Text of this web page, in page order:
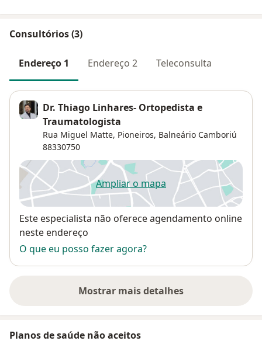
Consultórios (3)
Endereço 1 Endereço 2 Teleconsulta
Dr. Thiago Linhares- Ortopedista e
Traumatologista
Rua Miguel Matte, Pioneiros, Balneário Camboriú
88330750
Ampliar o mapaabre num novo separador
Disponibilidade
Este especialista não oferece agendamento online
neste endereço
O que eu posso fazer agora?
Mostrar mais detalhes
sobre o endereço
Planos de saúde não aceitos